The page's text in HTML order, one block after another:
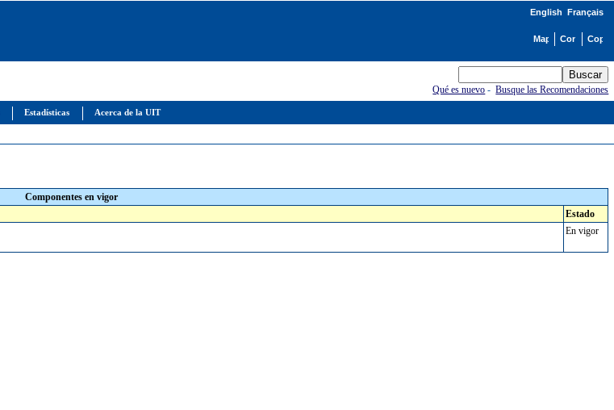
Estadísticas Acerca de la UIT
English Français
Qué es nuevo -Busque las Recomendaciones
Componentes en vigor
Estado
En vigor